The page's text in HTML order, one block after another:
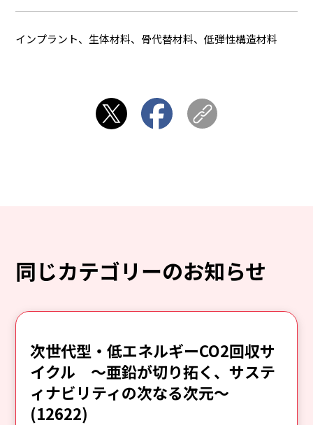
インプラント、生体材料、骨代替材料、低弾性構造材料
同じカテゴリーのお知らせ
次世代型・低エネルギーCO2回収サ
イクル ～亜鉛が切り拓く、サステ
ィナビリティの次なる次元～
(12622)